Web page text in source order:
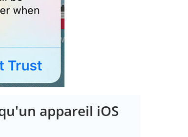
appareil iOS